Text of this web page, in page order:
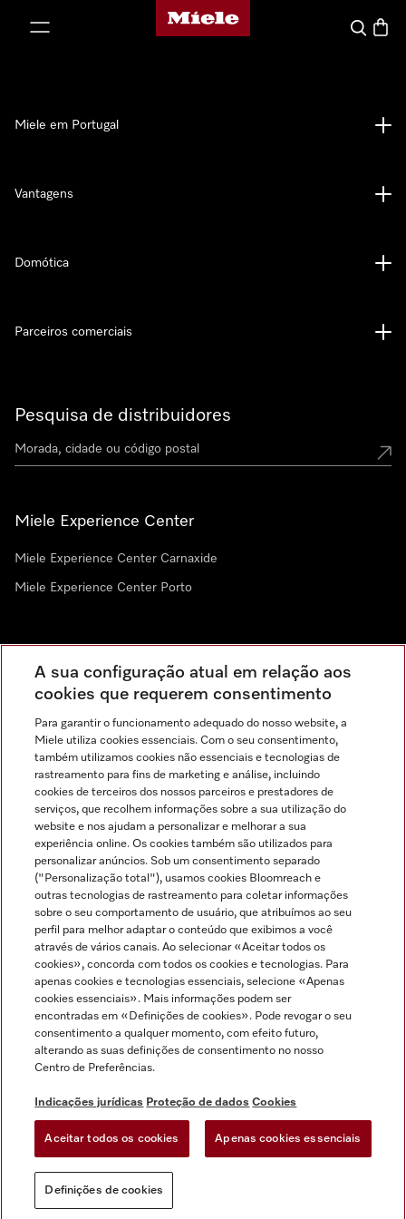
Página principal da Miele
Pesquisa
Pesquisa de distribuidores
Miele Experience Center
Miele Experience Center Carnaxide
Miele Experience Center Porto
Miele em Portugal
Vantagens
Domótica
Parceiros comerciais
Indicações jurídicas
Condições gerais
Proteção de dados
Condições de utilização
Canal de Ética
Formulário de livre resolução
Miele no Instagram
Miele no Facebook
Miele no Youtube
A sua configuração atual em relação aos
cookies que requerem consentimento
Para garantir o funcionamento adequado do nosso website, a
Miele utiliza cookies essenciais. Com o seu consentimento,
também utilizamos cookies não essenciais e tecnologias de
rastreamento para fins de marketing e análise, incluindo
cookies de terceiros dos nossos parceiros e prestadores de
serviços, que recolhem informações sobre a sua utilização do
website e nos ajudam a personalizar e melhorar a sua
experiência online. Os cookies também são utilizados para
personalizar anúncios. Sob um consentimento separado
("Personalização total"), usamos cookies Bloomreach e
outras tecnologias de rastreamento para coletar informações
sobre o seu comportamento de usuário, que atribuímos ao seu
perfil para melhor adaptar o conteúdo que exibimos a você
através de vários canais. Ao selecionar «Aceitar todos os
cookies», concorda com todos os cookies e tecnologias. Para
apenas cookies e tecnologias essenciais, selecione «Apenas
cookies essenciais». Mais informações podem ser
encontradas em «Definições de cookies». Pode revogar o seu
consentimento a qualquer momento, com efeito futuro,
alterando as suas definições de consentimento no nosso
Centro de Preferências.
Indicações jurídicas Proteção de dados Cookies
Aceitar todos os cookies Apenas cookies essenciais
Definições de cookies